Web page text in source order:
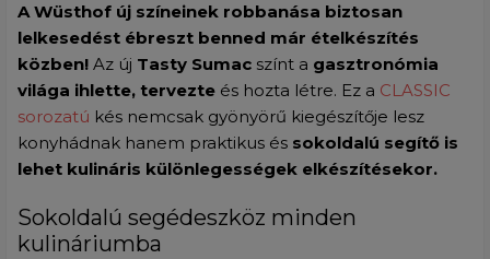
A Wüsthof új színeinek robbanása biztosan
lelkesedést ébreszt benned már ételkészítés
közben! Az új Tasty Sumac színt a gasztronómia
világa ihlette, tervezte és hozta létre. Ez a CLASSIC
sorozatú kés nemcsak gyönyörű kiegészítője lesz
konyhádnak hanem praktikus és sokoldalú segítő is
lehet kulináris különlegességek elkészítésekor.
Sokoldalú segédeszköz minden
kulináriumba